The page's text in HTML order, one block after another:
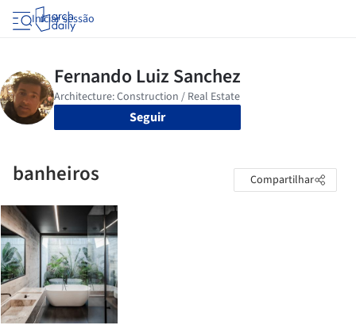
Iniciar sessão
Seguir
banheiros Compartilhar